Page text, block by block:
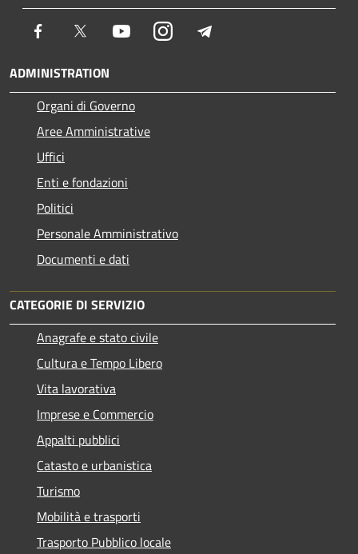
Facebook Twitter YoutubeInstagram
ADMINISTRATION
Organi di Governo
Aree Amministrative
Uffici
Enti e fondazioni
Politici
Personale Amministrativo
Documenti e dati
CATEGORIE DI SERVIZIO
Anagrafe e stato civile
Cultura e Tempo Libero
Vita lavorativa
Imprese e Commercio
Appalti pubblici
Catasto e urbanistica
Turismo
Mobilità e trasporti
Trasporto Pubblico locale